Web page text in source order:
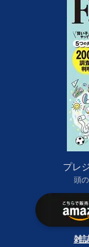
プレ
頭
雑